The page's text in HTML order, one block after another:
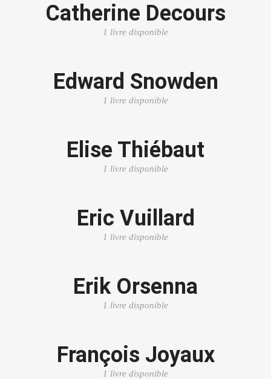
Catherine Decours
1 livre disponible
Edward Snowden
1 livre disponible
Elise Thiébaut
1 livre disponible
Eric Vuillard
1 livre disponible
Erik Orsenna
1 livre disponible
François Joyaux
1 livre disponible